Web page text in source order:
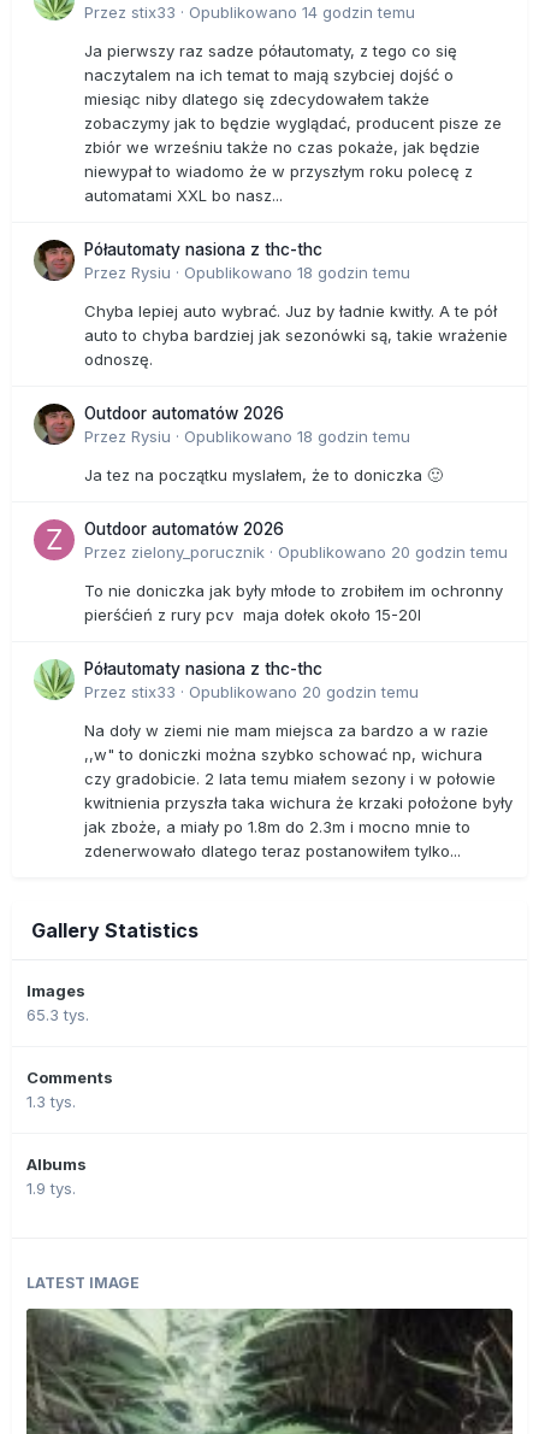
Przez stix33 · Opublikowano 14 godzin temu
Ja pierwszy raz sadze półautomaty, z tego co się
naczytalem na ich temat to mają szybciej dojść o
miesiąc niby dlatego się zdecydowałem także
zobaczymy jak to będzie wyglądać, producent pisze ze
zbiór we wrześniu także no czas pokaże, jak będzie
niewypał to wiadomo że w przyszłym roku polecę z
automatami XXL bo nasz...
Półautomaty nasiona z thc-thc
Przez Rysiu · Opublikowano 18 godzin temu
Chyba lepiej auto wybrać. Juz by ładnie kwitły. A te pół
auto to chyba bardziej jak sezonówki są, takie wrażenie
odnoszę.
Outdoor automatów 2026
Przez Rysiu · Opublikowano 18 godzin temu
Ja tez na początku myslałem, że to doniczka 🙂
Outdoor automatów 2026
Przez zielony_porucznik · Opublikowano 20 godzin temu
To nie doniczka jak były młode to zrobiłem im ochronny
pierśćień z rury pcv maja dołek około 15-20l
Półautomaty nasiona z thc-thc
Przez stix33 · Opublikowano 20 godzin temu
Na doły w ziemi nie mam miejsca za bardzo a w razie
,,w" to doniczki można szybko schować np, wichura
czy gradobicie. 2 lata temu miałem sezony i w połowie
kwitnienia przyszła taka wichura że krzaki położone były
jak zboże, a miały po 1.8m do 2.3m i mocno mnie to
zdenerwowało dlatego teraz postanowiłem tylko...
Gallery Statistics
Images
65.3 tys.
Comments
1.3 tys.
Albums
1.9 tys.
LATEST IMAGE